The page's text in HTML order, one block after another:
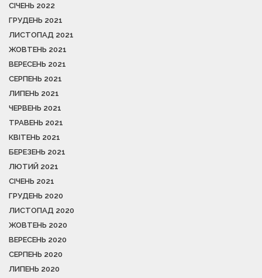
СІЧЕНЬ 2022
ГРУДЕНЬ 2021
ЛИСТОПАД 2021
ЖОВТЕНЬ 2021
ВЕРЕСЕНЬ 2021
СЕРПЕНЬ 2021
ЛИПЕНЬ 2021
ЧЕРВЕНЬ 2021
ТРАВЕНЬ 2021
КВІТЕНЬ 2021
БЕРЕЗЕНЬ 2021
ЛЮТИЙ 2021
СІЧЕНЬ 2021
ГРУДЕНЬ 2020
ЛИСТОПАД 2020
ЖОВТЕНЬ 2020
ВЕРЕСЕНЬ 2020
СЕРПЕНЬ 2020
ЛИПЕНЬ 2020